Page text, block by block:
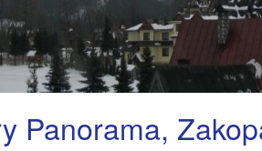
Panorama,